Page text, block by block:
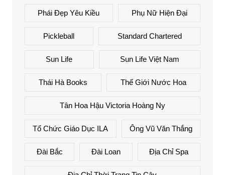
Phái Đẹp Yêu Kiều Phụ Nữ Hiện Đại
Pickleball Standard Chartered
Sun Life Sun Life Việt Nam
Thái Hà Books Thế Giới Nước Hoa
Tân Hoa Hậu Victoria Hoàng Ny
Tổ Chức Giáo Dục ILA Ông Vũ Văn Thắng
Đài Bắc Đài Loan Địa Chỉ Spa